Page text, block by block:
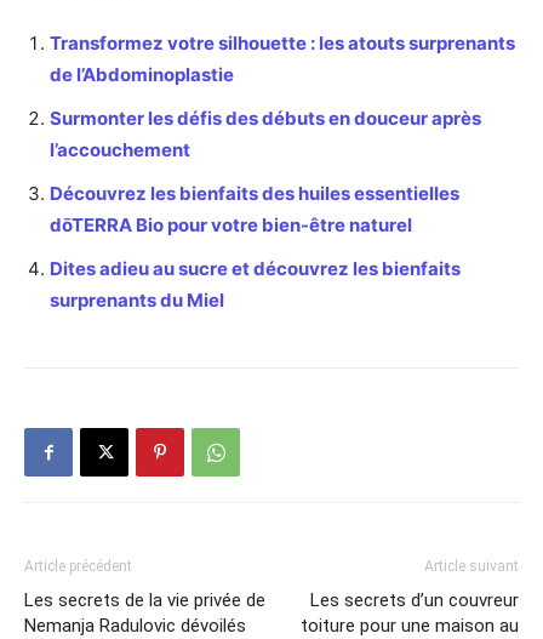
Transformez votre silhouette : les atouts surprenants
de l’Abdominoplastie
Surmonter les défis des débuts en douceur après
l’accouchement
Découvrez les bienfaits des huiles essentielles
dōTERRA Bio pour votre bien-être naturel
Dites adieu au sucre et découvrez les bienfaits
surprenants du Miel
Article précédent
Les secrets de la vie privée de
Nemanja Radulovic dévoilés
Article suivant
Les secrets d’un couvreur
toiture pour une maison au